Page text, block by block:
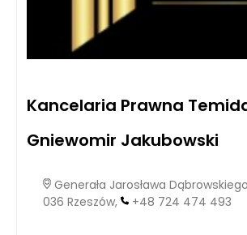
Kancelaria Prawna
Gniewomir Jakubowski
Generała Jarosława
036 Rzeszów,
+48 724 474 493